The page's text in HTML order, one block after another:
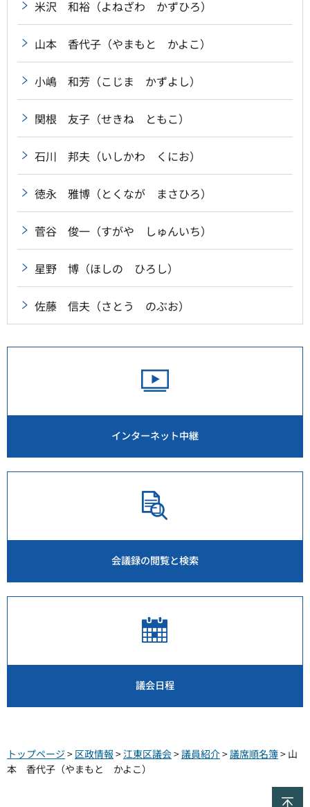
米沢 和裕（よねざわ かずひろ）
山本 香代子（やまもと かよこ）
小嶋 和芳（こじま かずよし）
関根 友子（せきね ともこ）
石川 邦夫（いしかわ くにお）
徳永 雅博（とくなが まさひろ）
菅谷 俊一（すがや しゅんいち）
星野 博（ほしの ひろし）
佐藤 信夫（さとう のぶお）
インターネット中継
会議録の閲覧と検索
議会日程
トップページ > 区政情報 >江東区議会>議員紹介>議席順名簿> 山
本 香代子（やまもと かよこ）